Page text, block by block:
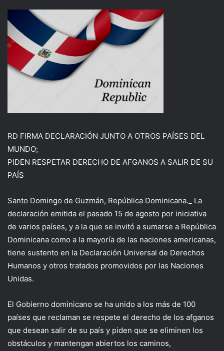
RD FIRMA DECLARACIÓN JUNTO A OTROS PAÍSES DEL
MUNDO;
PIDEN RESPETAR DERECHO DE AFGANOS A SALIR DE SU
PAÍS
Santo Domingo de Guzmán, República Dominicana._ La
declaración emitida el pasado 15 de agosto por iniciativa
de varios países, y a la que se invitó a sumarse a República
Dominicana como a la mayoría de las naciones americanas,
tiene sustento en la Declaración Universal de Derechos
Humanos y otros tratados promovidos por las Naciones
Unidas.
El Gobierno dominicano se ha unido a los más de 100
países que reclaman se respete el derecho de los afganos
que desean salir de su país y piden que se eliminen los
obstáculos y mantengan abiertos los caminos,